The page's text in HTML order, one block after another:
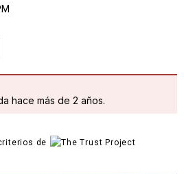
hace más de 2 años.
de